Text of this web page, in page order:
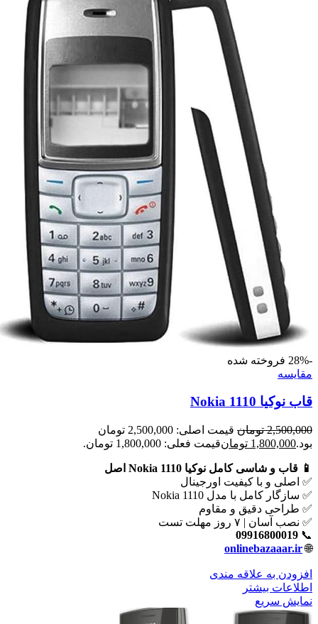
-28%
فروخته شده
مقايسه
قاب نوکیا Nokia 1110
2,500,000 تومان
قیمت اصلی: 2,500,000 تومان
بود.1,800,000 تومانقیمت فعلی: 1,800,000 تومان.
📱 قاب و شاسی کامل نوکیا Nokia 1110 اصل
✅ اصلی و با کیفیت اورجینال
✅ سازگار کامل با مدل Nokia 1110
✅ طراحی دقیق و مقاوم
✅ نصب آسان | ۷ روز مهلت تست
📞
09916800019
🌐
onlinebazaaar.ir
افزودن به علاقه مندی
اطلاعات بیشتر
نمایش سریع